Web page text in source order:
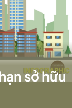
sở hữu